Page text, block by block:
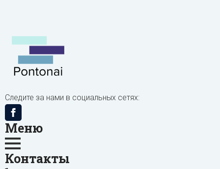
Следите за нами в социальных сетях:
Меню
Контакты